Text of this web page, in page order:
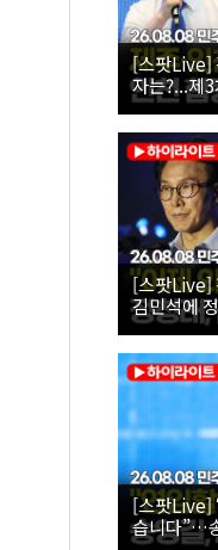
[스팟Live]
자는?...제
합동연설
[스팟Live]
김민석에
당대표·최
[스팟Live] “정청래 후보 그동안 고생 많이 했
습니다”…송영